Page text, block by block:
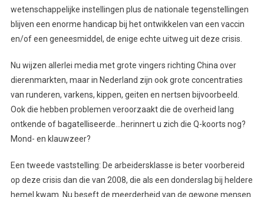
wetenschappelijke instellingen plus de nationale tegenstellingen
blijven een enorme handicap bij het ontwikkelen van een vaccin
en/of een geneesmiddel, de enige echte uitweg uit deze crisis.
Nu wijzen allerlei media met grote vingers richting China over
dierenmarkten, maar in Nederland zijn ook grote concentraties
van runderen, varkens, kippen, geiten en nertsen bijvoorbeeld.
Ook die hebben problemen veroorzaakt die de overheid lang
ontkende of bagatelliseerde…herinnert u zich die Q-koorts nog?
Mond- en klauwzeer?
Een tweede vaststelling: De arbeidersklasse is beter voorbereid
op deze crisis dan die van 2008, die als een donderslag bij heldere
hemel kwam. Nu beseft de meerderheid van de gewone mensen